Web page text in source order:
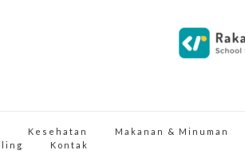
Kesehatan Makanan & Minuman
Kontak